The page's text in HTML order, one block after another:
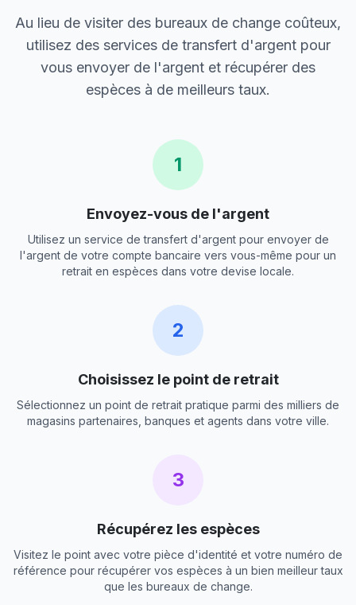
Au lieu de visiter des bureaux de change coûteux,
utilisez des services de transfert d'argent pour
vous envoyer de l'argent et récupérer des
espèces à de meilleurs taux.
1
Envoyez-vous de l'argent
Utilisez un service de transfert d'argent pour envoyer de
l'argent de votre compte bancaire vers vous-même pour un
retrait en espèces dans votre devise locale.
2
Choisissez le point de retrait
Sélectionnez un point de retrait pratique parmi des milliers de
magasins partenaires, banques et agents dans votre ville.
3
Récupérez les espèces
Visitez le point avec votre pièce d'identité et votre numéro de
référence pour récupérer vos espèces à un bien meilleur taux
que les bureaux de change.